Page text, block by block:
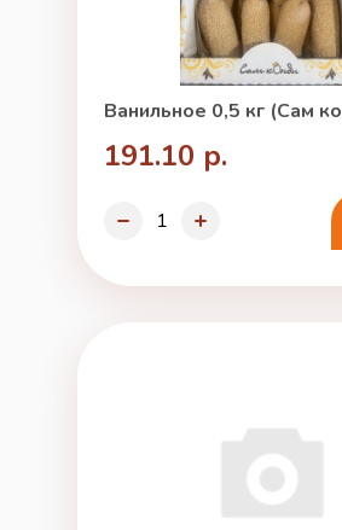
Ванильное 0,5 кг (Сам
191.10 р.